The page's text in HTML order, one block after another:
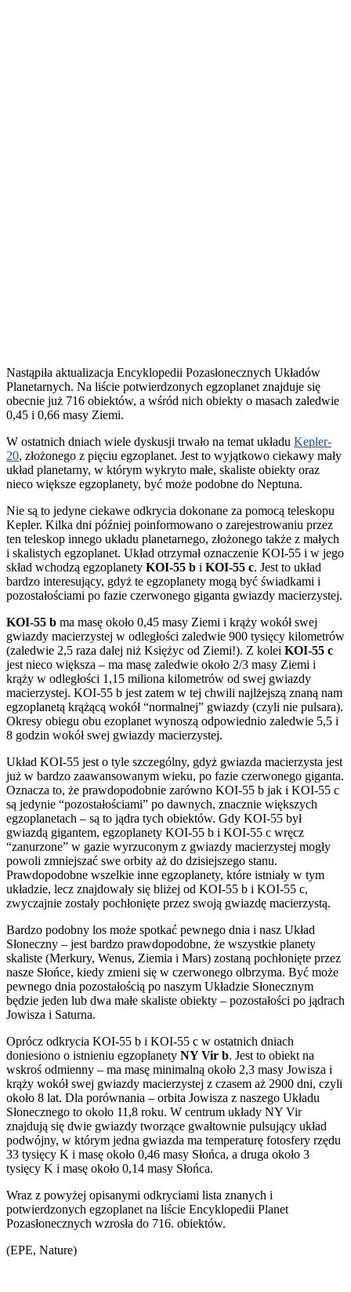
Nastąpiła aktualizacja Encyklopedii Pozasłonecznych Układów
Planetarnych. Na liście potwierdzonych egzoplanet znajduje się
obecnie już 716 obiektów, a wśród nich obiekty o masach zaledwie
0,45 i 0,66 masy Ziemi.
W ostatnich dniach wiele dyskusji trwało na temat układu Kepler-
20, złożonego z pięciu egzoplanet. Jest to wyjątkowo ciekawy mały
układ planetarny, w którym wykryto małe, skaliste obiekty oraz
nieco większe egzoplanety, być może podobne do Neptuna.
Nie są to jedyne ciekawe odkrycia dokonane za pomocą teleskopu
Kepler. Kilka dni później poinformowano o zarejestrowaniu przez
ten teleskop innego układu planetarnego, złożonego także z małych
i skalistych egzoplanet. Układ otrzymał oznaczenie KOI-55 i w jego
skład wchodzą egzoplanety KOI-55 b i KOI-55 c. Jest to układ
bardzo interesujący, gdyż te egzoplanety mogą być świadkami i
pozostałościami po fazie czerwonego giganta gwiazdy macierzystej.
KOI-55 b ma masę około 0,45 masy Ziemi i krąży wokół swej
gwiazdy macierzystej w odległości zaledwie 900 tysięcy kilometrów
(zaledwie 2,5 raza dalej niż Księżyc od Ziemi!). Z kolei KOI-55 c
jest nieco większa – ma masę zaledwie około 2/3 masy Ziemi i
krąży w odległości 1,15 miliona kilometrów od swej gwiazdy
macierzystej. KOI-55 b jest zatem w tej chwili najlżejszą znaną nam
egzoplanetą krążącą wokół “normalnej” gwiazdy (czyli nie pulsara).
Okresy obiegu obu ezoplanet wynoszą odpowiednio zaledwie 5,5 i
8 godzin wokół swej gwiazdy macierzystej.
Układ KOI-55 jest o tyle szczególny, gdyż gwiazda macierzysta jest
już w bardzo zaawansowanym wieku, po fazie czerwonego giganta.
Oznacza to, że prawdopodobnie zarówno KOI-55 b jak i KOI-55 c
są jedynie “pozostałościami” po dawnych, znacznie większych
egzoplanetach – są to jądra tych obiektów. Gdy KOI-55 był
gwiazdą gigantem, egzoplanety KOI-55 b i KOI-55 c wręcz
“zanurzone” w gazie wyrzuconym z gwiazdy macierzystej mogły
powoli zmniejszać swe orbity aż do dzisiejszego stanu.
Prawdopodobne wszelkie inne egzoplanety, które istniały w tym
układzie, lecz znajdowały się bliżej od KOI-55 b i KOI-55 c,
zwyczajnie zostały pochłonięte przez swoją gwiazdę macierzystą.
Bardzo podobny los może spotkać pewnego dnia i nasz Układ
Słoneczny – jest bardzo prawdopodobne, że wszystkie planety
skaliste (Merkury, Wenus, Ziemia i Mars) zostaną pochłonięte przez
nasze Słońce, kiedy zmieni się w czerwonego olbrzyma. Być może
pewnego dnia pozostałością po naszym Układzie Słonecznym
będzie jeden lub dwa małe skaliste obiekty – pozostałości po jądrach
Jowisza i Saturna.
Oprócz odkrycia KOI-55 b i KOI-55 c w ostatnich dniach
doniesiono o istnieniu egzoplanety NY Vir b. Jest to obiekt na
wskroś odmienny – ma masę minimalną około 2,3 masy Jowisza i
krąży wokół swej gwiazdy macierzystej z czasem aż 2900 dni, czyli
około 8 lat. Dla porównania – orbita Jowisza z naszego Układu
Słonecznego to około 11,8 roku. W centrum układy NY Vir
znajdują się dwie gwiazdy tworzące gwałtownie pulsujący układ
podwójny, w którym jedna gwiazda ma temperaturę fotosfery rzędu
33 tysięcy K i masę około 0,46 masy Słońca, a druga około 3
tysięcy K i masę około 0,14 masy Słońca.
Wraz z powyżej opisanymi odkryciami lista znanych i
potwierdzonych egzoplanet na liście Encyklopedii Planet
Pozasłonecznych wzrosła do 716. obiektów.
(EPE, Nature)